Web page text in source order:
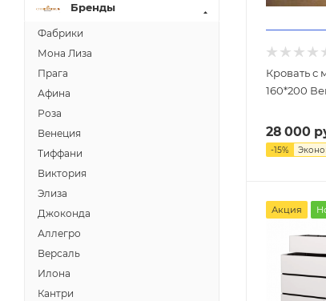
Кровать с
160*200
28 000
-15%
Акция
Бренды
Фабрики
Мона Лиза
Прага
Афина
Роза
Венеция
Тиффани
Виктория
Элиза
Джоконда
Аллегро
Версаль
Илона
Кантри